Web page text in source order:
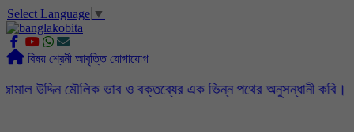
Select Language ▼
বিষয় শ্রেনী আবৃত্তি যোগাযোগ
মৌলিক ভাব ও বক্তব্যের এক ভিন্ন পথের অনুসন্ধানী